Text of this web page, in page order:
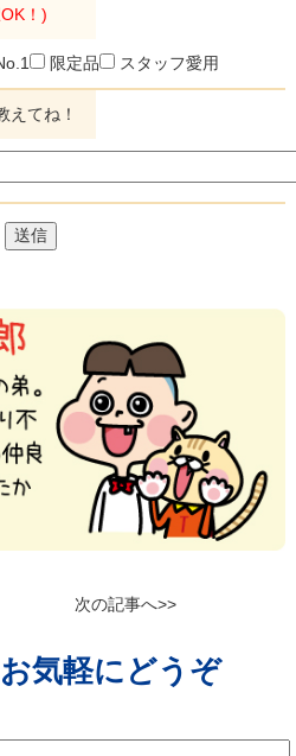
！)
限定品 スタッフ愛用
えてね！
次の記事へ>>
気軽にどうぞ